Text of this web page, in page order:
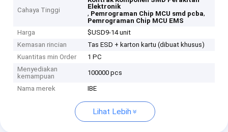
Cahaya Tinggi
Elektronik
, Pemrograman Chip MCU smd pcba,
Pemrograman Chip MCU EMS
Harga
$USD9-14 unit
Kemasan rincian
Tas ESD + karton kartu (dibuat khusus)
Kuantitas min Order
1 PC
Menyediakan
kemampuan
100000 pcs
Nama merek IBE
Lihat Lebih